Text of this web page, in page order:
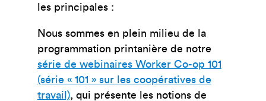
les principales :
Nous sommes en plein milieu de la
programmation printanière de notre
série de webinaires Worker Co-op 101
(série « 101 » sur les coopératives de
travail), qui présente les notions de